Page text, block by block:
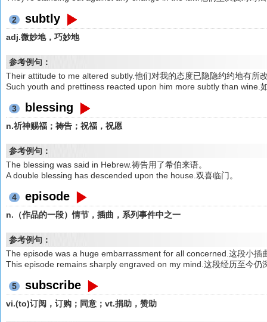
2 subtly
adj.微妙地，巧妙地
参考例句：
Their attitude to me altered subtly.他们对我的态度已隐隐约约地有所
Such youth and prettiness reacted upon him more subtly than wine.
3 blessing
n.祈神赐福；祷告；祝福，祝愿
参考例句：
The blessing was said in Hebrew.祷告用了希伯来语。
A double blessing has descended upon the house.双喜临门。
4 episode
n.（作品的一段）情节，插曲，系列事件中之一
参考例句：
The episode was a huge embarrassment for all concerned.这段小插
This episode remains sharply engraved on my mind.这段经历至今仍
5 subscribe
vi.(to)订阅，订购；同意；vt.捐助，赞助